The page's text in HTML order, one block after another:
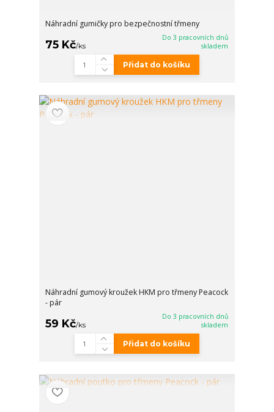
Náhradní gumičky pro bezpečnostní třmeny
75 Kč/ks
Do 3 pracovních dnů
skladem
Přidat do košíku
Náhradní gumový kroužek HKM pro třmeny Peacock
- pár
59 Kč/ks
Do 3 pracovních dnů
skladem
Přidat do košíku